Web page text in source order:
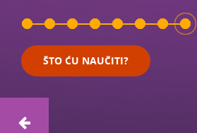
ŠTO ĆU NAUČITI?